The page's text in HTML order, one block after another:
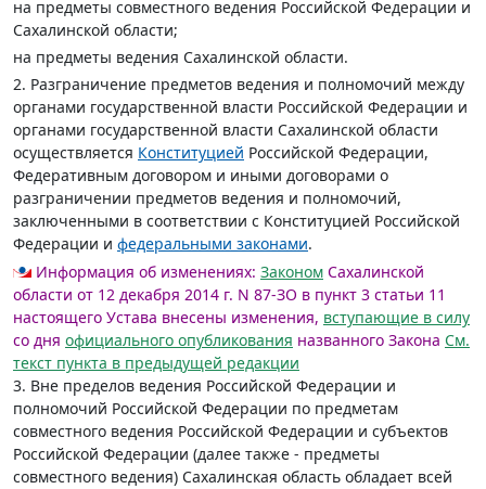
на предметы совместного ведения Российской Федерации и
Сахалинской области;
на предметы ведения Сахалинской области.
2. Разграничение предметов ведения и полномочий между
органами государственной власти Российской Федерации и
органами государственной власти Сахалинской области
осуществляется Конституцией Российской Федерации,
Федеративным договором и иными договорами о
разграничении предметов ведения и полномочий,
заключенными в соответствии с Конституцией Российской
Федерации и федеральными законами.
Информация об изменениях: Законом Сахалинской
области от 12 декабря 2014 г. N 87-ЗО в пункт 3 статьи 11
настоящего Устава внесены изменения, вступающие в силу
со дня официального опубликования названного Закона См.
текст пункта в предыдущей редакции
3. Вне пределов ведения Российской Федерации и
полномочий Российской Федерации по предметам
совместного ведения Российской Федерации и субъектов
Российской Федерации (далее также - предметы
совместного ведения) Сахалинская область обладает всей